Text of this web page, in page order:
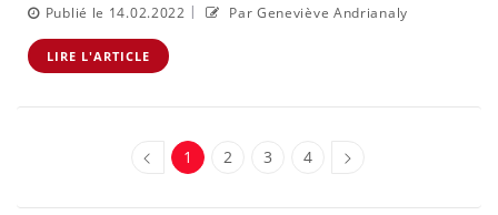
Publié le 14.02.2022 | Par Geneviève Andrianaly
LIRE L'ARTICLE
1 2 3 4